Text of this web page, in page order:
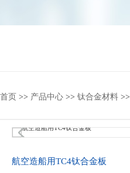
热搜关键词： 钛合金锻件 钛合金棒 钛合
首页 >> 产品中心 >> 钛合金材料 >>
航空造船用TC4钛合金板